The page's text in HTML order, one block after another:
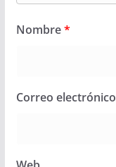
Nombre*
Correo electrónico